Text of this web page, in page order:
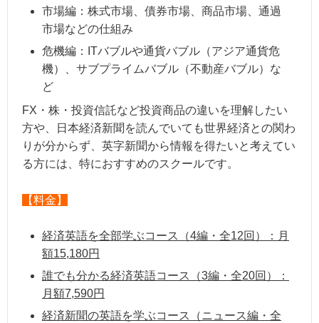
市場編：株式市場、債券市場、商品市場、通過
市場などの仕組み
危機編：ITバブルや通貨バブル（アジア通貨危
機）、サブプライムバブル（不動産バブル）な
ど
FX・株・投資信託など投資商品の違いを理解したい
方や、日本経済新聞を読んでいても世界経済との関わ
りが分からず、英字新聞から情報を得たいと考えてい
る方には、特におすすめのスクールです。
【料金】
経済英語を全部学ぶコース（4編・全12回）：月
額15,180円
誰でも分かる経済英語コース（3編・全20回）：
月額7,590円
経済新聞の英語を学ぶコース（ニュース編・全